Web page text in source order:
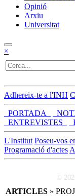
Opinió
Arxiu
Universitat
×
Adhereix-te a l'INH
_PORTADA_
_ENTREVISTES_
L'Institut Poseu-vos
Programació d'actes
©
ARTICLES »